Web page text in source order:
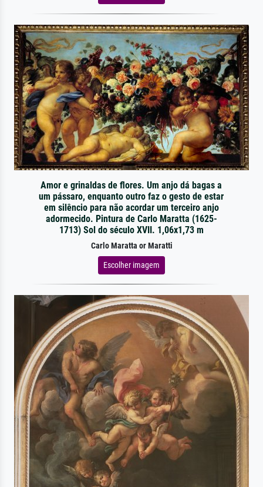
Amor e grinaldas de flores. Um anjo dá bagas a
um pássaro, enquanto outro faz o gesto de estar
em silêncio para não acordar um terceiro anjo
adormecido. Pintura de Carlo Maratta (1625-
1713) Sol do século XVII. 1,06x1,73 m
Carlo Maratta or Maratti
Escolher imagem